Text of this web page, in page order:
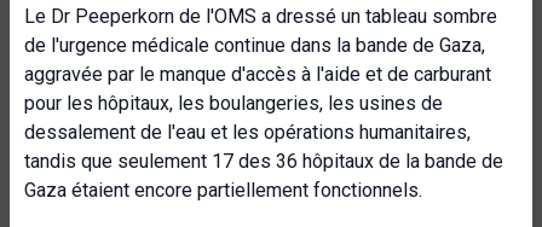
Le Dr Peeperkorn de l'OMS a dressé un tableau sombre
de l'urgence médicale continue dans la bande de Gaza,
aggravée par le manque d'accès à l'aide et de carburant
pour les hôpitaux, les boulangeries, les usines de
dessalement de l'eau et les opérations humanitaires,
tandis que seulement 17 des 36 hôpitaux de la bande de
Gaza étaient encore partiellement fonctionnels.